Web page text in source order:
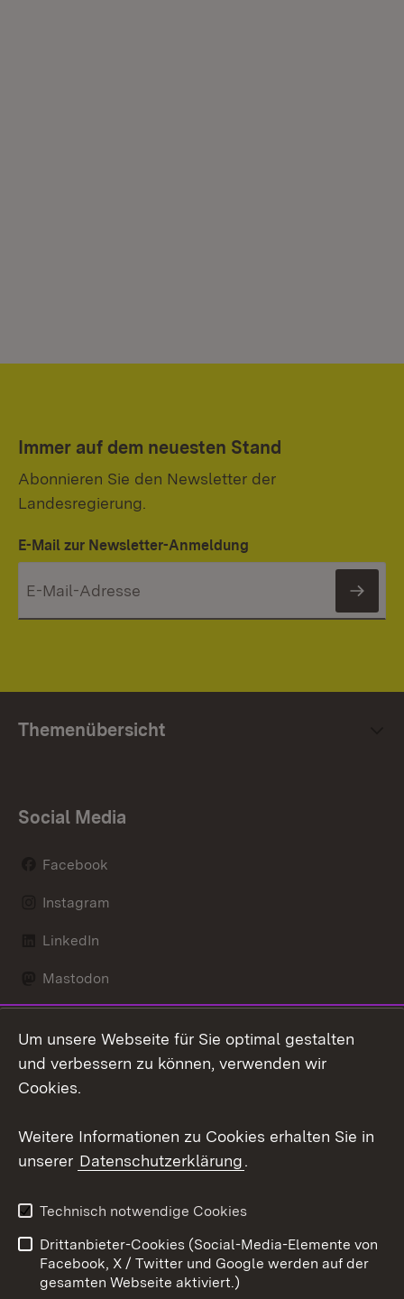
Immer auf dem neuesten Stand
Abonnieren Sie den Newsletter der
Landesregierung.
E-Mail zur Newsletter-Anmeldung
Themenübersicht
Social Media
Facebook
Instagram
LinkedIn
Mastodon
X / Twitter
Youtube
Kontakt
Datenschutz
Barrierefreiheit
Impressum Cookies
Um unsere Webseite für Sie optimal gestalten
und verbessern zu können, verwenden wir
Cookies.
Weitere Informationen zu Cookies erhalten Sie in
unserer Datenschutzerklärung.
Technisch notwendige Cookies
Drittanbieter-Cookies (Social-Media-Elemente von
Facebook, X / Twitter und Google werden auf der
gesamten Webseite aktiviert.)